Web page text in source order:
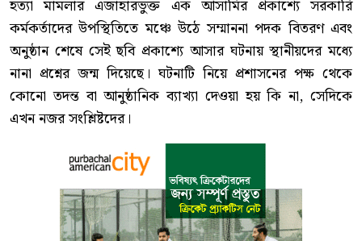
হত্যা মামলার এজাহারভুক্ত এক আসামির প্রকাশ্যে সরকারি
কর্মকর্তাদের উপস্থিতিতে মঞ্চে উঠে সম্মাননা পদক বিতরণ এবং
অনুষ্ঠান শেষে সেই ছবি প্রকাশ্যে আসার ঘটনায় স্থানীয়দের মধ্যে
নানা প্রশ্নের জন্ম দিয়েছে। ঘটনাটি নিয়ে প্রশাসনের পক্ষ থেকে
কোনো তদন্ত বা আনুষ্ঠানিক ব্যাখ্যা দেওয়া হয় কি না, সেদিকে
এখন নজর সংশ্লিষ্টদের।